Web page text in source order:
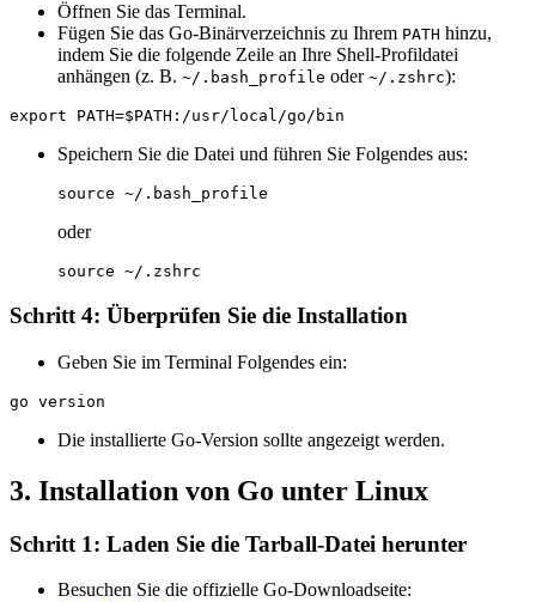
Öffnen Sie das Terminal.
Fügen Sie das Go-Binärverzeichnis zu Ihrem PATH hinzu,
indem Sie die folgende Zeile an Ihre Shell-Profildatei
anhängen (z. B. ~/.bash_profile oder ~/.zshrc):
Speichern Sie die Datei und führen Sie Folgendes aus:
oder
Schritt 4: Überprüfen Sie die Installation
Geben Sie im Terminal Folgendes ein:
Die installierte Go-Version sollte angezeigt werden.
3. Installation von Go unter Linux
Schritt 1: Laden Sie die Tarball-Datei herunter
Besuchen Sie die offizielle Go-Downloadseite: